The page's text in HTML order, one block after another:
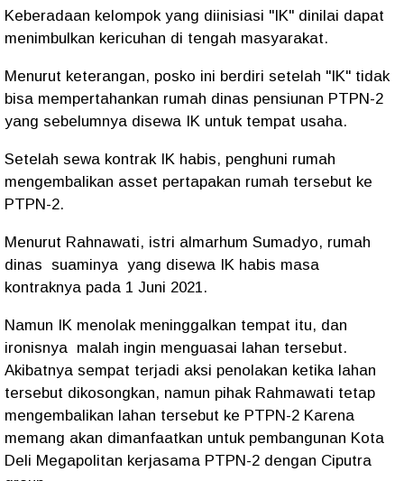
Keberadaan kelompok yang diinisiasi "IK" dinilai dapat
menimbulkan kericuhan di tengah masyarakat.
Menurut keterangan, posko ini berdiri setelah "IK" tidak
bisa mempertahankan rumah dinas pensiunan PTPN-2
yang sebelumnya disewa IK untuk tempat usaha.
Setelah sewa kontrak IK habis, penghuni rumah
mengembalikan asset pertapakan rumah tersebut ke
PTPN-2.
Menurut Rahnawati, istri almarhum Sumadyo, rumah
dinas suaminya yang disewa IK habis masa
kontraknya pada 1 Juni 2021.
Namun IK menolak meninggalkan tempat itu, dan
ironisnya malah ingin menguasai lahan tersebut.
Akibatnya sempat terjadi aksi penolakan ketika lahan
tersebut dikosongkan, namun pihak Rahmawati tetap
mengembalikan lahan tersebut ke PTPN-2 Karena
memang akan dimanfaatkan untuk pembangunan Kota
Deli Megapolitan kerjasama PTPN-2 dengan Ciputra